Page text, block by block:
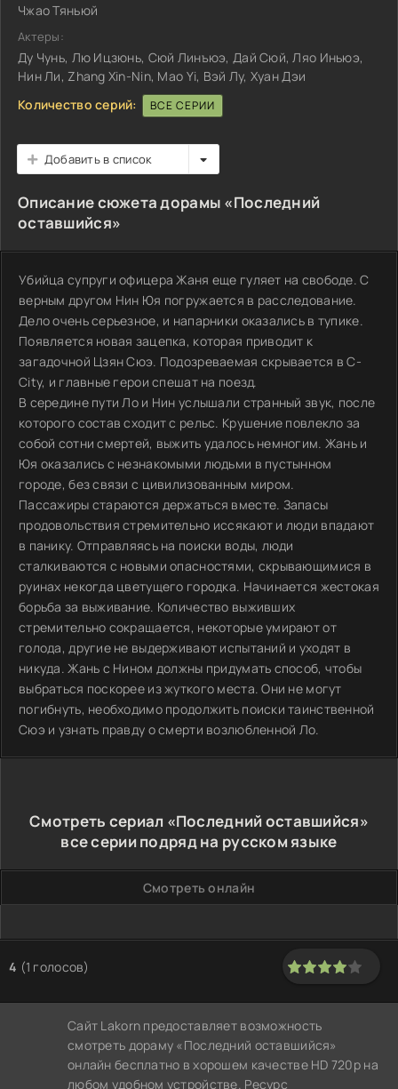
Чжао Тяньюй
Актеры:
Ду Чунь, Лю Ицзюнь, Сюй Линъюэ, Дай Сюй, Ляо Иньюэ,
Нин Ли, Zhang Xin-Nin, Mao Yi, Вэй Лу, Хуан Дэи
Количество серий:
ВСЕ СЕРИИ
Добавить в список
Описание сюжета дорамы «Последний
оставшийся»
Убийца супруги офицера Жаня еще гуляет на свободе. С
верным другом Нин Юя погружается в расследование.
Дело очень серьезное, и напарники оказались в тупике.
Появляется новая зацепка, которая приводит к
загадочной Цзян Сюэ. Подозреваемая скрывается в C-
City, и главные герои спешат на поезд.
В середине пути Ло и Нин услышали странный звук, после
которого состав сходит с рельс. Крушение повлекло за
собой сотни смертей, выжить удалось немногим. Жань и
Юя оказались с незнакомыми людьми в пустынном
городе, без связи с цивилизованным миром.
Пассажиры стараются держаться вместе. Запасы
продовольствия стремительно иссякают и люди впадают
в панику. Отправляясь на поиски воды, люди
сталкиваются с новыми опасностями, скрывающимися в
руинах некогда цветущего городка. Начинается жестокая
борьба за выживание. Количество выживших
стремительно сокращается, некоторые умирают от
голода, другие не выдерживают испытаний и уходят в
никуда. Жань с Нином должны придумать способ, чтобы
выбраться поскорее из жуткого места. Они не могут
погибнуть, необходимо продолжить поиски таинственной
Сюэ и узнать правду о смерти возлюбленной Ло.
Смотреть сериал «Последний оставшийся»
все серии подряд на русском языке
Смотреть онлайн
4 (1 голосов)
Сайт Lakorn предоставляет возможность
смотреть дораму «Последний оставшийся»
онлайн бесплатно в хорошем качестве HD 720p на
любом удобном устройстве. Ресурс